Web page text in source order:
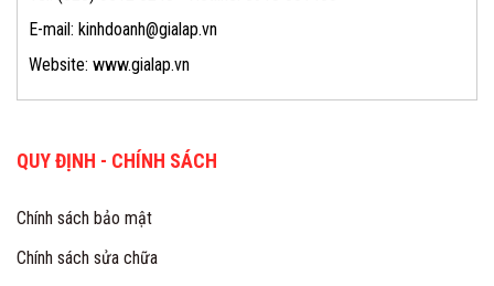
E-mail: kinhdoanh@gialap.vn
Website: www.gialap.vn
QUY ĐỊNH - CHÍNH SÁCH
Chính sách bảo mật
Chính sách sửa chữa